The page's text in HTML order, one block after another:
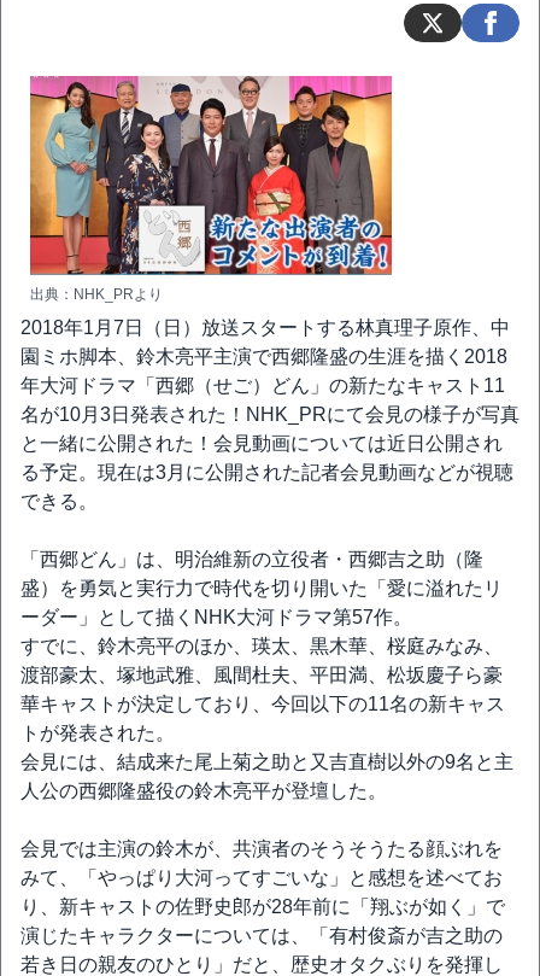
出典：NHK_PRより
2018年1月7日（日）放送スタートする林真理子原作、中
園ミホ脚本、鈴木亮平主演で西郷隆盛の生涯を描く2018
年大河ドラマ「西郷（せご）どん」の新たなキャスト11
名が10月3日発表された！NHK_PRにて会見の様子が写真
と一緒に公開された！会見動画については近日公開され
る予定。現在は3月に公開された記者会見動画などが視聴
できる。
「西郷どん」は、明治維新の立役者・西郷吉之助（隆
盛）を勇気と実行力で時代を切り開いた「愛に溢れたリ
ーダー」として描くNHK大河ドラマ第57作。
すでに、鈴木亮平のほか、瑛太、黒木華、桜庭みなみ、
渡部豪太、塚地武雅、風間杜夫、平田満、松坂慶子ら豪
華キャストが決定しており、今回以下の11名の新キャス
トが発表された。
会見には、結成来た尾上菊之助と又吉直樹以外の9名と主
人公の西郷隆盛役の鈴木亮平が登壇した。
会見では主演の鈴木が、共演者のそうそうたる顔ぶれを
みて、「やっぱり大河ってすごいな」と感想を述べてお
り、新キャストの佐野史郎が28年前に「翔ぶが如く」で
演じたキャラクターについては、「有村俊斎が吉之助の
若き日の親友のひとり」だと、歴史オタクぶりを発揮し